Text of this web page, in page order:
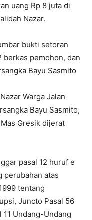
uang Rp 8 juta di
Nazar.
bukti setoran
berkas pemohon, dan
Bayu Sasmito
Warga Jalan
Bayu Sasmito,
Gresik dijerat
pasal 12 huruf e
perubahan atas
tentang
Juncto Pasal 56
11 Undang-Undang